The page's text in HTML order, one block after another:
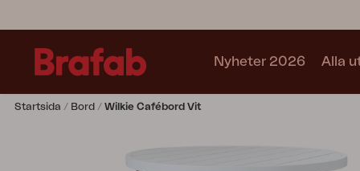
Nyheter 2026 Alla
Startsida Bord Wilkie Cafébord Vit